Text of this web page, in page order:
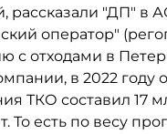
рассказали "ДП" в
оператор"
с отходами в
в 2022 году
ТКО составил 17
т. То есть по весу